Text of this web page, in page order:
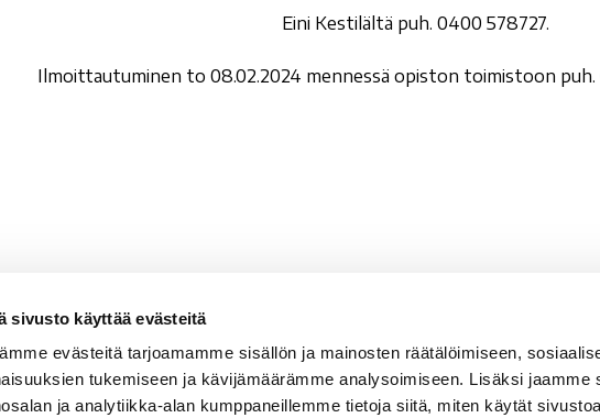
sivusto käyttää evästeitä
evästeitä tarjoamamme sisällön ja mainosten räätälöimiseen,
tukemiseen ja kävijämäärämme analysoimiseen. Lisäksi jaamme
ja analytiikka-alan kumppaneillemme tietoja siitä, miten käytät
Eini Kestilältä puh. 0400 578727.
Ilmoittautuminen to 08.02.2024 mennessä opiston toimistoon
Rovalan Setlementti ry
Rovala 5
96100 Rovaniemi
Sähköpostit
rovala-